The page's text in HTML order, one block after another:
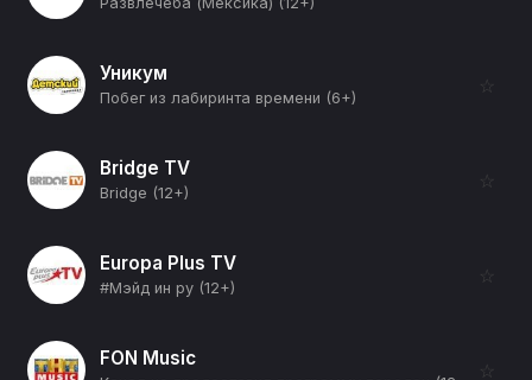
Уникум
Побег из лабиринта времени (6+)
☆
Bridge TV
Bridge (12+)
☆
Europa Plus TV
#Мэйд ин ру (12+)
☆
FON Music ☆